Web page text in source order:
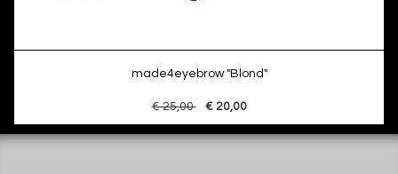
made4eyebrow "Blond"
€ 25,00 € 20,00